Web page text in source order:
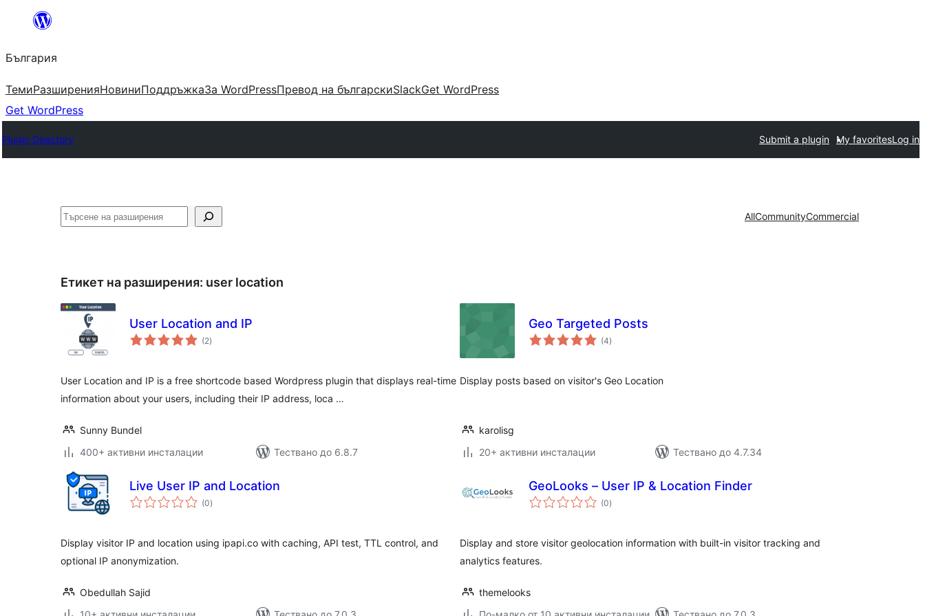
България
ТемиРазширенияНовиниПоддръжкаЗа WordPressПревод на българскиSlackGet WordPress
Get WordPress
Plugin Directory Submit a plugin My favoritesLog in
Търсене AllCommunityCommercial
Етикет на разширения: user location
User Location and IP
(2общо
оценки
)
User Location and IP is a free shortcode based Wordpress plugin that displays real-time
information about your users, including their IP address, loca …
Sunny Bundel
400+ активни инсталации
Тествано до 6.8.7
Geo Targeted Posts
(4общо
оценки
)
Display posts based on visitor's Geo Location
karolisg
20+ активни инсталации
Тествано до 4.7.34
Live User IP and Location
(0общо
оценки
)
Display visitor IP and location using ipapi.co with caching, API test, TTL control, and
optional IP anonymization.
Obedullah Sajid
GeoLooks – User IP & Location Finder
(0общо
оценки
)
Display and store visitor geolocation information with built-in visitor tracking and
analytics features.
themelooks